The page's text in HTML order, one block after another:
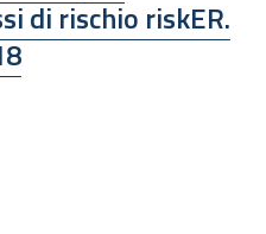
di rischio riskER.